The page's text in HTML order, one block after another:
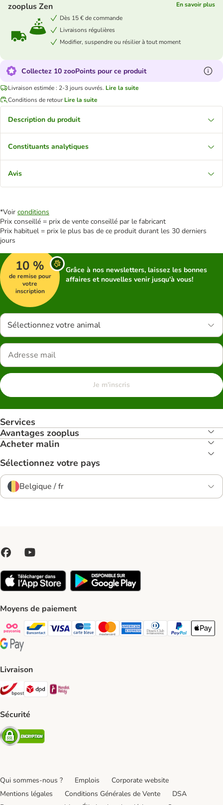
zooplus Zen
En savoir plus
Dès 15 € de commande
Livraisons régulières
Modifier, suspendre ou résilier à tout moment
Collectez 10 zooPoints pour ce produit
Livraison estimée : 2-3 jours ouvrés. Lire la suite
Conditions de retour Lire la suite
Description du produit
Constituants analytiques
Avis
*Voir conditions
Prix conseillé = prix de vente conseillé par le fabricant
Prix habituel = prix le plus bas de ce produit durant les 30 derniers
jours
10 %
de remise pour
votre
inscription
Grâce à nos newsletters, laissez les bonnes
affaires et nouvelles venir jusqu'à vous!
Sélectionnez votre animal
Je m'inscris
Services
Avantages zooplus
Acheter malin
Sélectionnez votre pays
Belgique / fr
Moyens de paiement
Payconiq Payment Method
bancontact Payment Method
Visa Payment Method
carte bleue Payment Method
Master card Payment Method
American express Payment
Diners club Payment
Paypal Payment
Apple
Google Pay Payment Method
Livraison
Bpost Shipping Method
DPD Shipping Method
Sécurité
Security
Qui sommes-nous ? Emplois
Corporate website
Mentions légales
Conditions Générales de Vente
DSA